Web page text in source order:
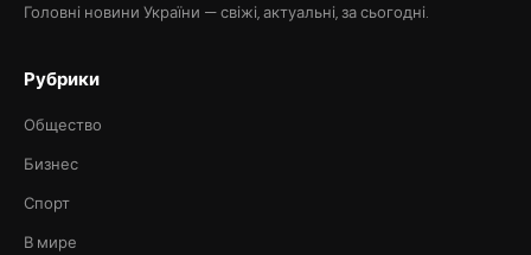
Головні новини України — свіжі, актуальні, за сьогодні.
Рубрики
Общество
Бизнес
Спорт
В мире